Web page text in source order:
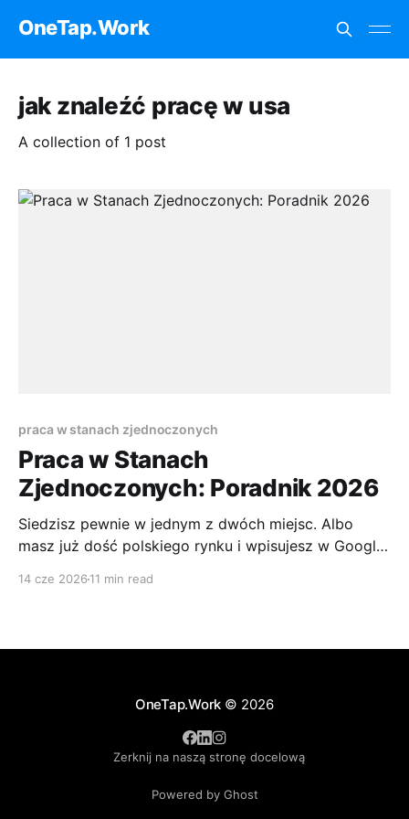
OneTap.Work
jak znaleźć pracę w usa
A collection of 1 post
praca w stanach zjednoczonych
Praca w Stanach
Zjednoczonych: Poradnik 2026
Siedzisz pewnie w jednym z dwóch miejsc. Albo
masz już dość polskiego rynku i wpisujesz w Google
14 cze 2026 11 min read
OneTap.Work © 2026
Zerknij na naszą stronę docelową
Powered by Ghost